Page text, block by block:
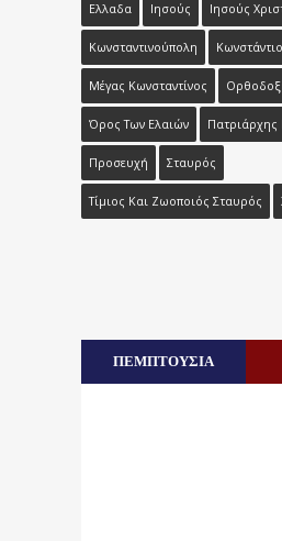
Ελλαδα Ιησούς Ιησούς
Κωνσταντινούπολη
Μέγας Κωνσταντίνος
Όρος Των Ελαιών Πατριάρχης
Προσευχή Σταυρός
Τίμιος Και Ζωοποιός Σταυρός
ΠΕΜΠΤΟΥΣΙΑ